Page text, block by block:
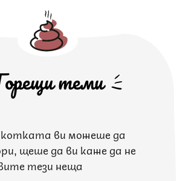
теми
ви можеше да
щеше да ви каже да не
тези неща